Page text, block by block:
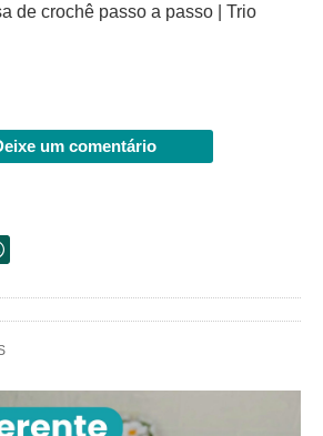
de crochê passo a passo | Trio
um comentário